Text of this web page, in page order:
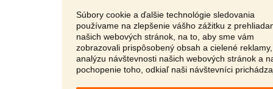
Súbory cookie a ďalšie technológie sledovania
používame na zlepšenie vášho zážitku z
našich webových stránok, na to, aby sme vám
zobrazovali prispôsobený obsah a cielené
analýzu návštevnosti našich webových stránok a
pochopenie toho, odkiaľ naši návštevníci